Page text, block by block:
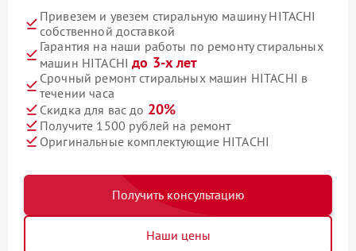
Привезем и увезем стиральную машину HITACHI
собственной доставкой
Гарантия на наши работы по ремонту стиральных
машин HITACHIдо 3-х лет
Срочный ремонт стиральных машин HITACHI в
течении часа
Скидка для вас до 20%
Получите 1500 рублей на ремонт
Оригинальные комплектующие HITACHI
Получить консультацию
Наши цены